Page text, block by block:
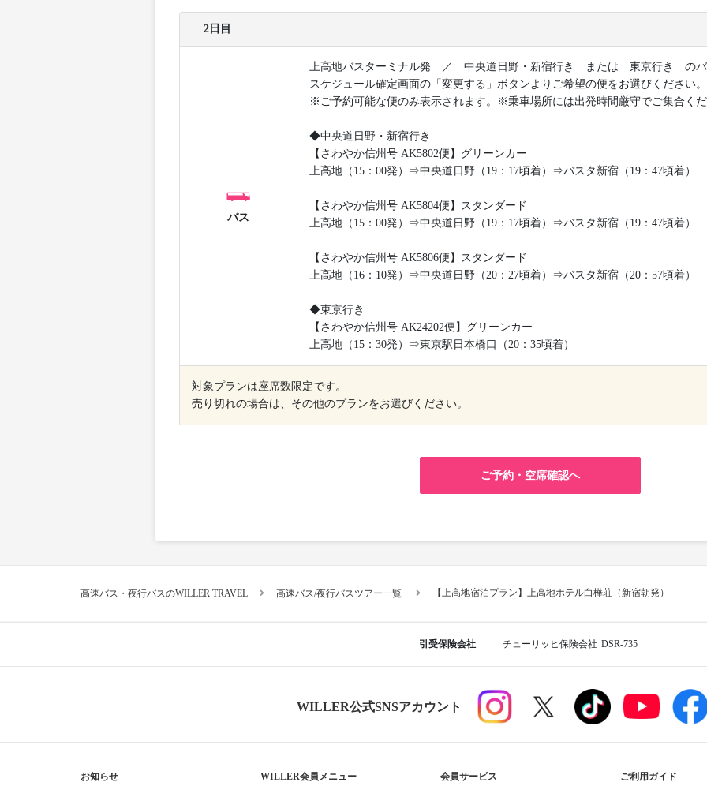
2日目
バス
上高地バスターミナル発 ／ 中央道日野・新宿行き または 東京行き のバ
スケジュール確定画面の「変更する」ボタンよりご希望の便をお選びください。
※ご予約可能な便のみ表示されます。※乗車場所には出発時間厳守でご集合く
◆中央道日野・新宿行き
【さわやか信州号 AK5802便】グリーンカー
上高地（15：00発）⇒中央道日野（19：17頃着）⇒バスタ新宿（19：47頃着）
【さわやか信州号 AK5804便】スタンダード
上高地（15：00発）⇒中央道日野（19：17頃着）⇒バスタ新宿（19：47頃着）
【さわやか信州号 AK5806便】スタンダード
上高地（16：10発）⇒中央道日野（20：27頃着）⇒バスタ新宿（20：57頃着）
◆東京行き
【さわやか信州号 AK24202便】グリーンカー
上高地（15：30発）⇒東京駅日本橋口（20：35頃着）
対象プランは座席数限定です。
売り切れの場合は、その他のプランをお選びください。
ご予約・空席確認へ
高速バス・夜行バスのWILLER TRAVEL 高速バス/夜行バスツアー一覧 【上高地宿泊プラン】上高地ホテル白樺荘（新宿朝発）
引受保険会社 チューリッヒ保険会社 DSR-735
WILLER公式SNSアカウント
お知らせ WILLER会員メニュー 会員サービス ご利用ガイド